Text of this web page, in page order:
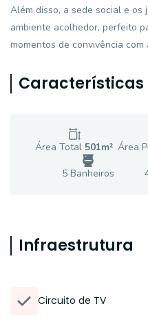
Além disso, a sede social e os
ambiente acolhedor, perfeito
momentos de convivência com
Características
Área Total 501m² Área
5Banheiros
Infraestrutura
Circuito de TV